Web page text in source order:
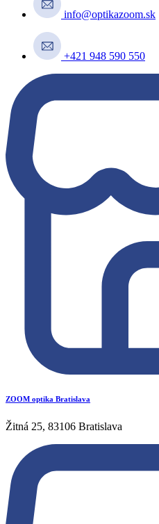
info@optikazoom.sk
+421 948 590 550
ZOOM optika Bratislava
Žitná 25, 83106 Bratislava